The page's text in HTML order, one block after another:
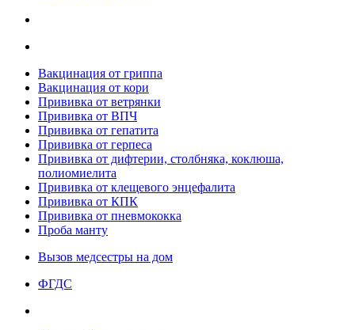
Вакцинация от гриппа
Вакцинация от кори
Прививка от ветрянки
Прививка от ВПЧ
Прививка от гепатита
Прививка от герпеса
Прививка от дифтерии, столбняка, коклюша,
полиомиелита
Прививка от клещевого энцефалита
Прививка от КПК
Прививка от пневмококка
Проба манту
Вызов медсестры на дом
ФГДС